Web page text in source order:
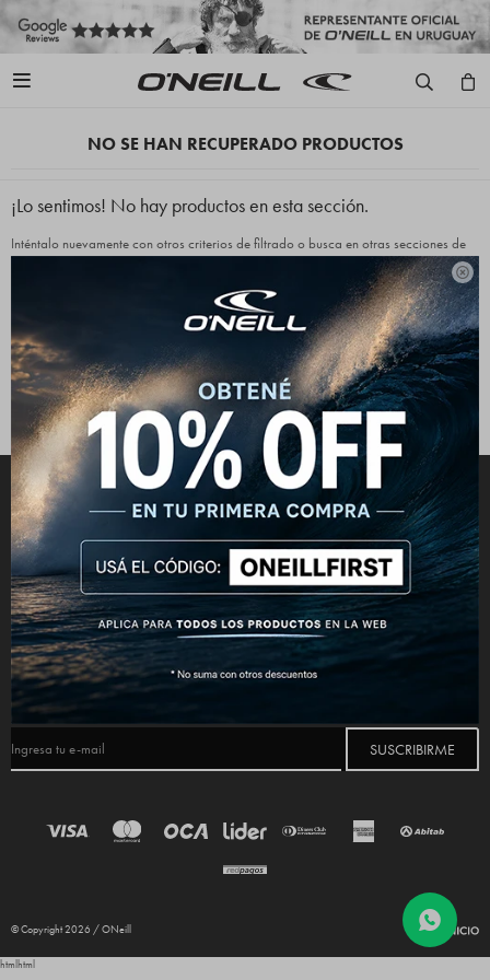


NO SE HAN RECUPERADO PRODUCTOS
¡Lo sentimos! No hay productos en esta sección.
Inténtalo nuevamente con otros criterios de filtrado o busca en otras secciones de
Filtrando por: Color:Negro Quitar filtros
Te recomendamos quitar: Indumentaria Buzos
CONECTATE
  
NEWSLETTER
¡Suscribite y recibí todas nuestras novedades!
SUSCRIBIRME
© Copyright 2026 / ONeill
htmlhtml